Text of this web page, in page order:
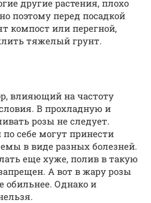
другие растения, плохо
поэтому перед посадкой
компост или перегной,
тяжелый грунт.
влияющий на частоту
В прохладную и
розы не следует.
себе могут принести
в виде разных болезней.
еще хуже, полив в такую
А вот в жару розы
обильнее. Однако и